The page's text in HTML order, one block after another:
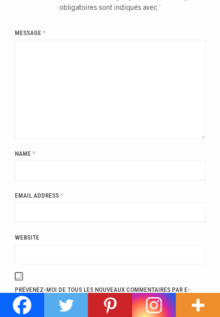
obligatoires sont indiqués avec *
MESSAGE *
NAME *
EMAIL ADDRESS *
WEBSITE
PRÉVENEZ-MOI DE TOUS LES NOUVEAUX COMMENTAIRES PAR E-
MAIL.